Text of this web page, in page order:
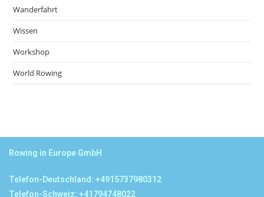
Wanderfahrt
Wissen
Workshop
World Rowing
Rowing in Europe GmbH
Telefon-Deutschland: +4915737980312
Telefon-Schweiz: +41794748022